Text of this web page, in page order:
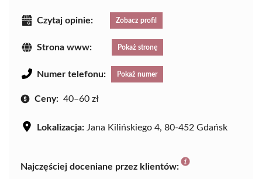
Czytaj opinie: Zobacz profil
Strona www: Pokaż stronę
Numer telefonu: Pokaż numer
Ceny: 40–60 zł
Lokalizacja: Jana Kilińskiego 4, 80-452 Gdańsk
Najczęściej doceniane przez klientów: